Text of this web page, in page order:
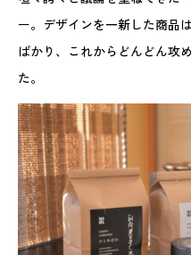
ー。デザインを一新した商品
ばかり、これからどんどん攻
た。